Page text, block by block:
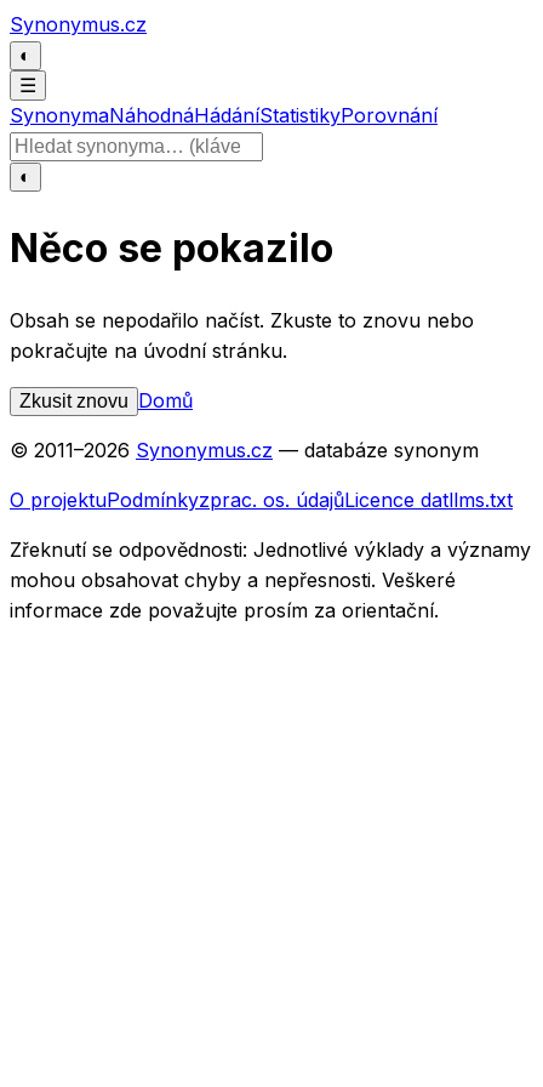
Přeskočit na obsah
Synonymus.cz
◐
☰
SynonymaNáhodnáHádáníStatistikyPorovnání
Hledat slovo
◐
Něco se pokazilo
Obsah se nepodařilo načíst. Zkuste to znovu nebo
pokračujte na úvodní stránku.
Zkusit znovu Domů
© 2011–2026 Synonymus.cz — databáze synonym
O projektuPodmínkyzprac. os. údajůLicence datllms.txt
Zřeknutí se odpovědnosti: Jednotlivé výklady a významy
mohou obsahovat chyby a nepřesnosti. Veškeré
informace zde považujte prosím za orientační.